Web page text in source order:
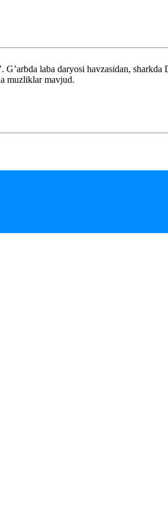
laba daryosi havzasidan,
muzliklar mavjud.